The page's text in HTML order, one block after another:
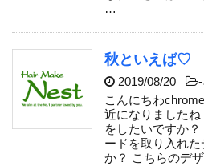
…
秋といえば♡
2019/08/20 -
こんにちわ
近になりました
をしたいですか
ードを取り入れ
か？ こちらのデ